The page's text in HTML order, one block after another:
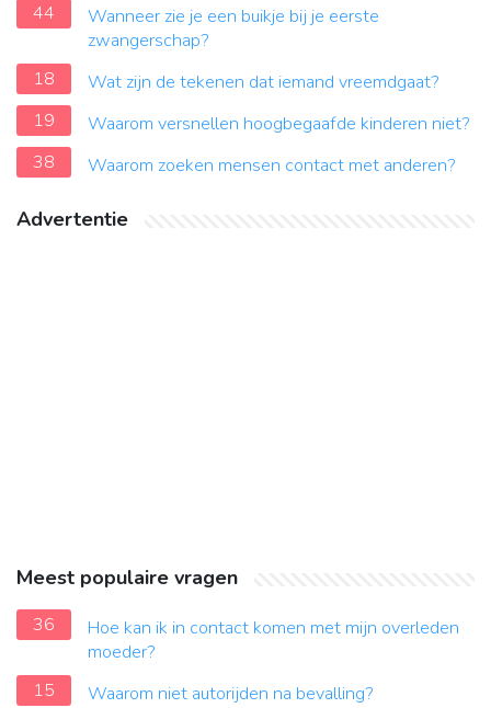
44
Wanneer zie je een buikje bij je eerste
zwangerschap?
18
Wat zijn de tekenen dat iemand vreemdgaat?
19
Waarom versnellen hoogbegaafde kinderen niet?
38
Waarom zoeken mensen contact met anderen?
Advertentie
Meest populaire vragen
36
Hoe kan ik in contact komen met mijn overleden
moeder?
15
Waarom niet autorijden na bevalling?